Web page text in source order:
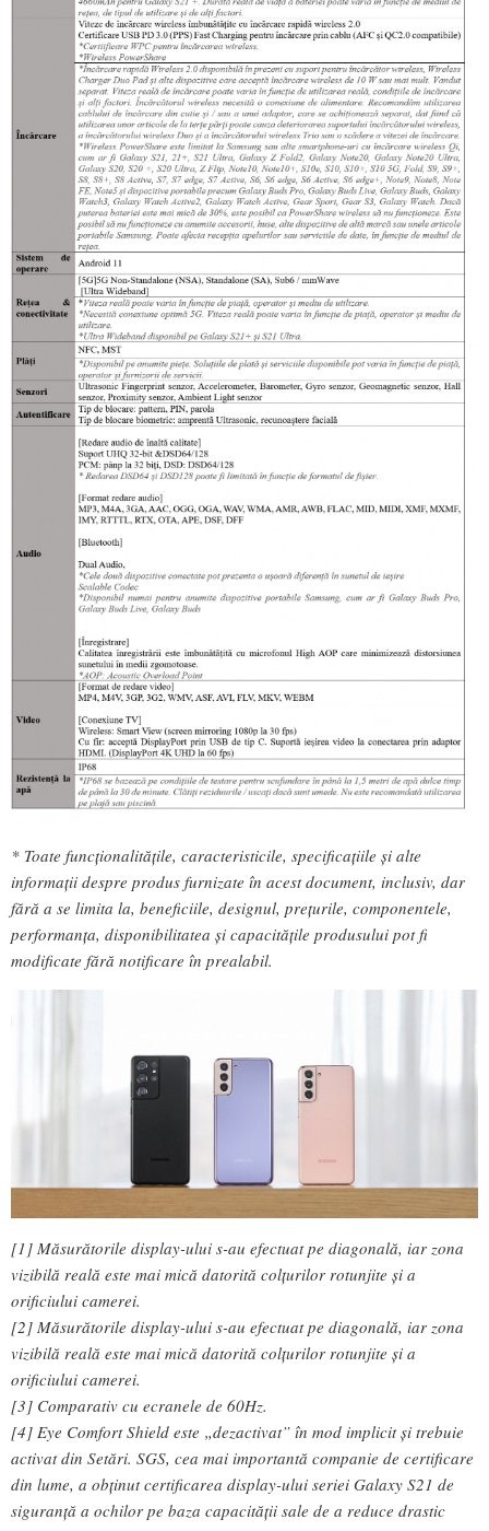
* Toate funcționalitățile, caracteristicile, specificațiile și alte
informații despre produs furnizate în acest document, inclusiv, dar
fără a se limita la, beneficiile, designul, prețurile, componentele,
performanța, disponibilitatea și capacitățile produsului pot fi
modificate fără notificare în prealabil.
[1] Măsurătorile display-ului s-au efectuat pe diagonală, iar zona
vizibilă reală este mai mică datorită colțurilor rotunjite și a
orificiului camerei.
[2] Măsurătorile display-ului s-au efectuat pe diagonală, iar zona
vizibilă reală este mai mică datorită colțurilor rotunjite și a
orificiului camerei.
[3] Comparativ cu ecranele de 60Hz.
[4] Eye Comfort Shield este „dezactivat” în mod implicit și trebuie
activat din Setări. SGS, cea mai importantă companie de certificare
din lume, a obținut certificarea display-ului seriei Galaxy S21 de
siguranță a ochilor pe baza capacității sale de a reduce drastic